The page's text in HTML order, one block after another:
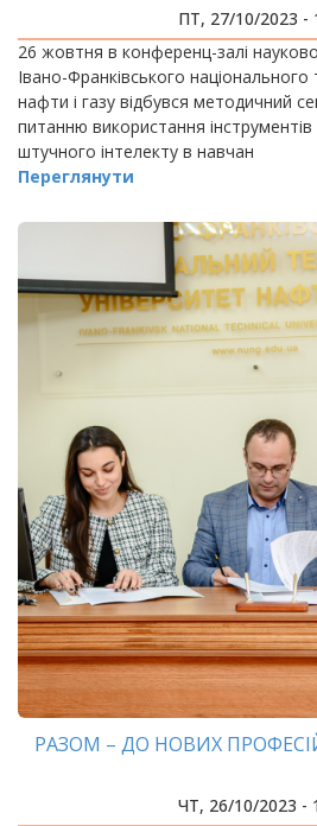
ПТ, 27/10/2023 -
26 жовтня в конференц-залі
Івано-Франківського національного
нафти і газу відбувся методичний
питанню використання
штучного інтелекту в навчан
Переглянути
РАЗОМ – ДО НОВИХ
ЧТ, 26/10/2023 -